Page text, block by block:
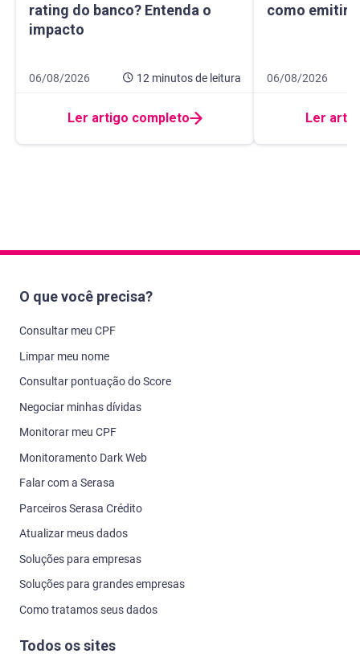
rating do banco? Entenda o
impacto
Data de publicação 6 de agosto de 2026
06/08/2026 12 minutosde leitura
12 minutos de leitura
Ler artigo completo
como emitir
Data de
06/08/2026
8 minutos de
Ler
O que você precisa?
Consultar meu CPF
Limpar meu nome
Consultar pontuação do Score
Negociar minhas dívidas
Monitorar meu CPF
Monitoramento Dark Web
Falar com a Serasa
Parceiros Serasa Crédito
Atualizar meus dados
Soluções para empresas
Soluções para grandes empresas
Como tratamos seus dados
Todos os sites